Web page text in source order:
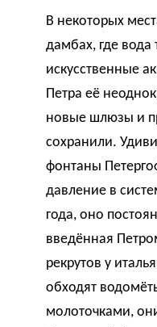
В некоторых
дамбах, где
искусственные
Петра её
новые шлюзы и
сохранили.
фонтаны
давление в
года, оно
введённая
рекрутов у
обходят
молоточками,